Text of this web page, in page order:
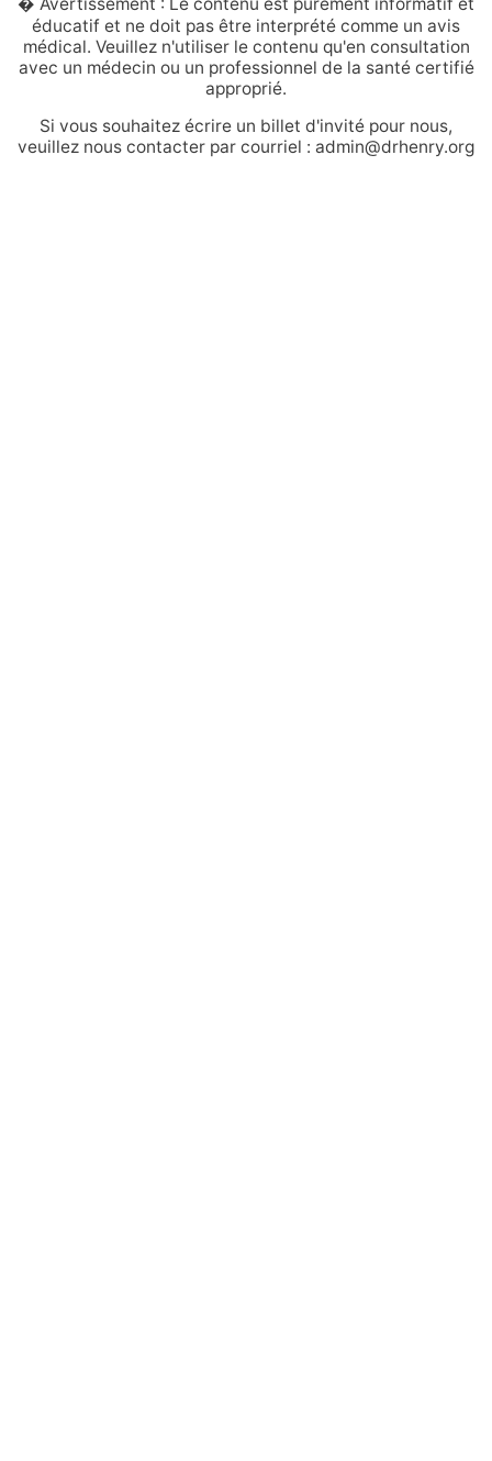
éducatif et ne doit pas être interprété comme un avis
médical. Veuillez n'utiliser le contenu qu'en consultation
avec un médecin ou un professionnel de la santé certifié
approprié.
Si vous souhaitez écrire un billet d'invité pour nous,
veuillez nous contacter par courriel : admin@drhenry.org